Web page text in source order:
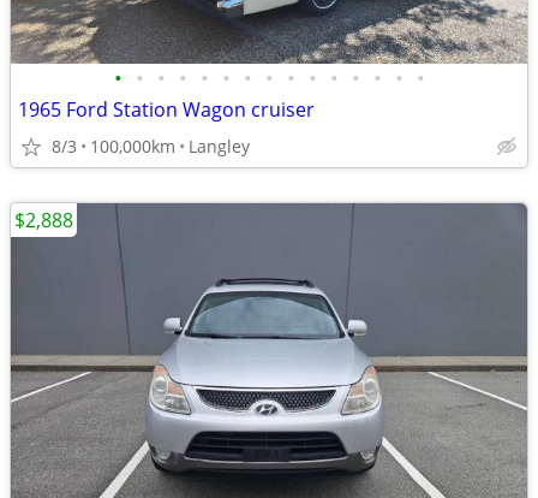
• • • • • • • • • • • • • • •
1965 Ford Station Wagon cruiser
8/3 100,000km Langley
$2,888